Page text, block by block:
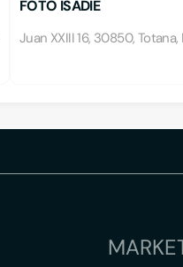
FOTO ISADIE
Juan XXIII 16, 30850,